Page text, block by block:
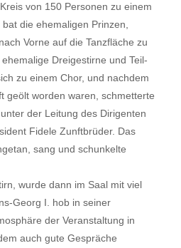
von 150 Personen zu einem
die ehemaligen Prinzen,
Vorne auf die Tanzfläche zu
Dreigestirne und Teil-
zu einem Chor, und nachdem
geölt worden waren, schmetterte
der Leitung des Dirigenten
Fidele Zunftbrüder. Das
sang und schunkelte
wurde dann im Saal mit viel
Georg I. hob in seiner
der Veranstaltung in
auch gute Gespräche